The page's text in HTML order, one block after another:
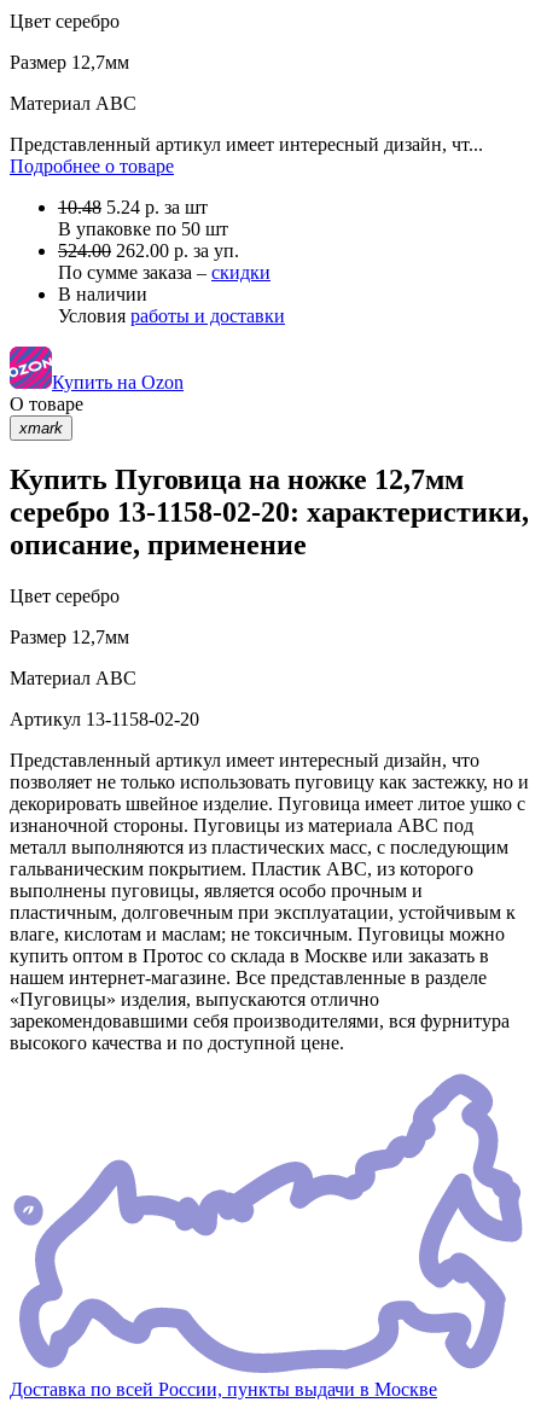
Цвет серебро
Размер 12,7мм
Материал АВС
Представленный артикул имеет интересный дизайн, чт...
Подробнее о товаре
10.48 5.24 р. за шт
В упаковке по 50 шт
524.00 262.00 р. за уп.
По сумме заказа – скидки
В наличии
Условия работы и доставки
Купить на Ozon
О товаре
xmark
Купить Пуговица на ножке 12,7мм
серебро 13-1158-02-20: характеристики,
описание, применение
Цвет серебро
Размер 12,7мм
Материал АВС
Артикул 13-1158-02-20
Представленный артикул имеет интересный дизайн, что
позволяет не только использовать пуговицу как застежку, но и
декорировать швейное изделие. Пуговица имеет литое ушко с
изнаночной стороны. Пуговицы из материала АВС под
металл выполняются из пластических масс, с последующим
гальваническим покрытием. Пластик АВС, из которого
выполнены пуговицы, является особо прочным и
пластичным, долговечным при эксплуатации, устойчивым к
влаге, кислотам и маслам; не токсичным. Пуговицы можно
купить оптом в Протос со склада в Москве или заказать в
нашем интернет-магазине. Все представленные в разделе
«Пуговицы» изделия, выпускаются отлично
зарекомендовавшими себя производителями, вся фурнитура
высокого качества и по доступной цене.
Доставка по всей России, пункты выдачи в Москве